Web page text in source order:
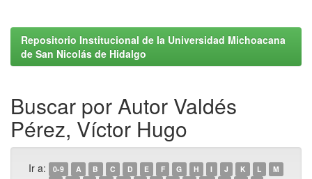
Repositorio Institucional de la Universidad Michoacana
de San Nicolás de Hidalgo
Buscar por Autor Valdés
Pérez, Víctor Hugo
Ir a: 0-9 A B C D E F G H I J K L
M